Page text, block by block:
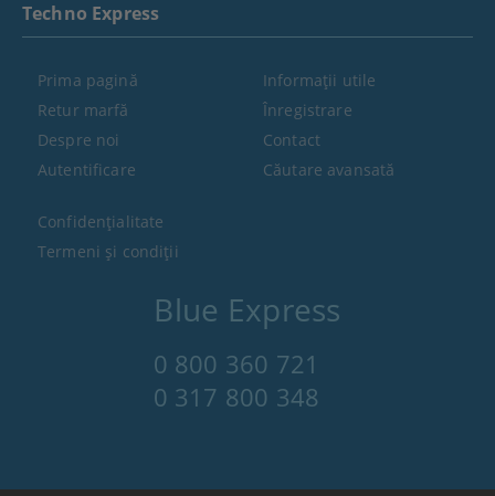
Blue Express
0 800 360 721
0 317 800 348
Techno Express
Prima pagină
Retur marfă
Despre noi
Autentificare
Informaţii utile
Înregistrare
Contact
Căutare avansată
Confidenţialitate
Termeni şi condiţii